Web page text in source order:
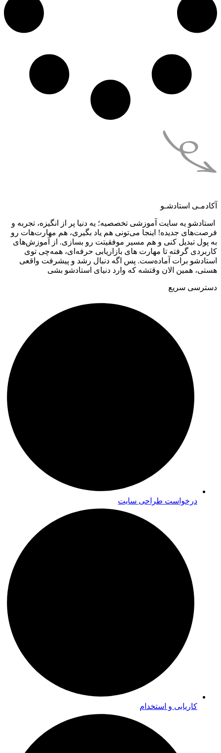
آکادمـی استادشـو
استادشو یه سایت آموزشی تخصصیه؛ یه دنیا پر از انگیزه، تجربه و
فرصت‌های جدیده! اینجا می‌تونی هم یاد بگیری، هم مهارت‌هات رو
به پول تبدیل کنی و هم مسیر موفقیتت رو بسازی. از آموزش‌های
کاربردی گرفته تا مهارت های بازاریابی حرفه‌ای، همه‌چی توی
استادشو برات آماده‌ست. پس اگه دنبال رشد و پیشرفت واقعی
هستی، همین الان وقتشه که وارد دنیای استادشو بشی
دسترسی سریع
درخواست طراحی سایت
کاریابی و استخدام